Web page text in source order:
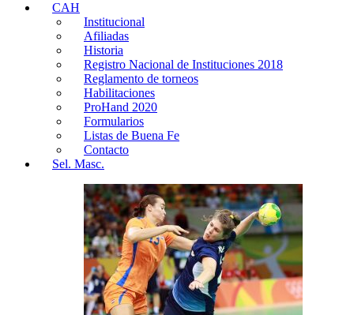
CAH
Institucional
Afiliadas
Historia
Registro Nacional de Instituciones 2018
Reglamento de torneos
Habilitaciones
ProHand 2020
Formularios
Listas de Buena Fe
Contacto
Sel. Masc.